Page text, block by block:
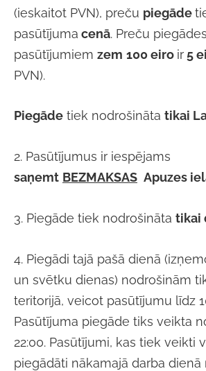
(ieskaitot PVN), preču piegāde
pasūtījuma cenā. Preču
pasūtījumiem zem 100 eiro ir 5
PVN).
Piegāde tiek nodrošināta tikai
2. Pasūtījumus ir iespējams
saņemt BEZMAKSAS Apuzes
3. Piegāde tiek nodrošināta tikai
4. Piegādi tajā pašā dienā
un svētku dienas) nodrošinām
teritorijā, veicot pasūtījumu līdz
Pasūtījuma piegāde tiks veikta
22:00. Pasūtījumi, kas tiek veikti
piegādāti nākamajā darba dienā